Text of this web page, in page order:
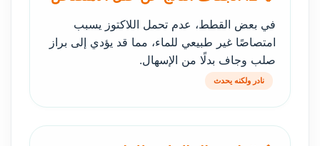
في بعض القطط، عدم تحمل اللاكتوز يسبب
امتصاصًا غير طبيعي للماء، مما قد يؤدي إلى براز
صلب وجاف بدلًا من الإسهال.
نادر ولكنه يحدث